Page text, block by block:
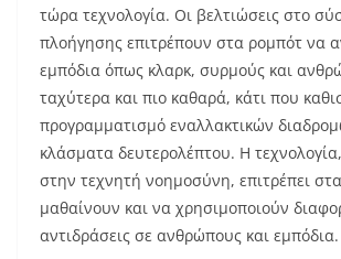
τώρα τεχνολογία. Οι βελτιώσεις στο
πλοήγησης επιτρέπουν στα ρομπότ να
εμπόδια όπως κλαρκ, συρμούς και
ταχύτερα και πιο καθαρά, κάτι που
προγραμματισμό εναλλακτικών
κλάσματα δευτερολέπτου. Η
στην τεχνητή νοημοσύνη, επιτρέπει
μαθαίνουν και να χρησιμοποιούν
αντιδράσεις σε ανθρώπους και εμπόδια.